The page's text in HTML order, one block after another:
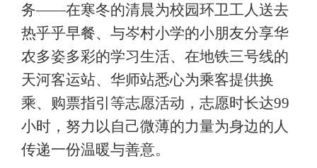
务——在寒冬的清晨为校园环卫工人送去
热乎乎早餐、与岑村小学的小朋友分享华
农多姿多彩的学习生活、在地铁三号线的
天河客运站、华师站悉心为乘客提供换
乘、购票指引等志愿活动，志愿时长达99
小时，努力以自己微薄的力量为身边的人
传递一份温暖与善意。